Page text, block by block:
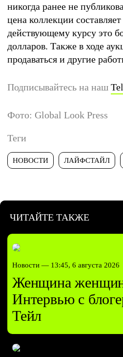
никогда ранее не
цена коллекции
действующему курсу это
долларов. Также в ходе
продаваться и другие
Подписывайтесь на наш
Фото: Global Look Press
Теги
НОВОСТИ ЛАЙФСТАЙЛ
ЧИТАЙТЕ ТАКЖЕ
Новости — 13:45, 6 августа 2026
Женщина
Интервью с
Тейл